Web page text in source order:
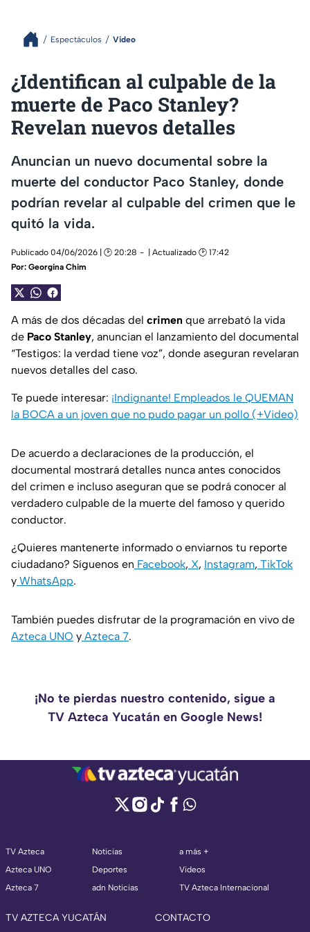
Espectáculos Video
¿Identifican al culpable de la
muerte de Paco Stanley?
Revelan nuevos detalles
Anuncian un nuevo documental sobre la
muerte del conductor Paco Stanley, donde
podrían revelar al culpable del crimen que le
quitó la vida.
Publicado 04/06/2026 | 🕑 20:28
| Actualizado 🕑 17:42
Por: Georgina Chim
A más de dos décadas del crimen que arrebató la vida
de Paco Stanley, anuncian el lanzamiento del documental
“Testigos: la verdad tiene voz”, donde aseguran revelaran
nuevos detalles del caso.
Te puede interesar: ¡Indignante! Empleados le QUEMAN
la BOCA a un joven que no pudo pagar un pollo (+Video)
De acuerdo a declaraciones de la producción, el
documental mostrará detalles nunca antes conocidos
del crimen e incluso aseguran que se podrá conocer al
verdadero culpable de la muerte del famoso y querido
conductor.
¿Quieres mantenerte informado o enviarnos tu reporte
ciudadano? Síguenos en Facebook, X, Instagram, TikTok
y WhatsApp.
También puedes disfrutar de la programación en vivo de
Azteca UNO y Azteca 7.
¡No te pierdas nuestro contenido, sigue a
TV Azteca Yucatán en Google News!
TV Azteca
Azteca UNO
Azteca 7
Noticias
Deportes
adn Noticias
a más +
Videos
TV Azteca Internacional
TV AZTECA YUCATÁN CONTACTO